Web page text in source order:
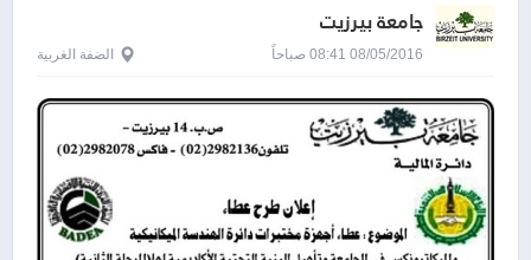
جامعة بيرزيت
08/05/2016 08:41 صباحاً الضفة الغربية